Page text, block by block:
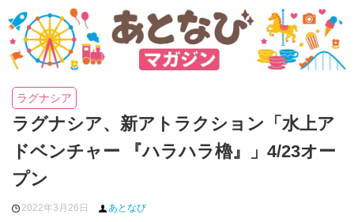
ラグナシア
ラグナシア、新アトラクション「水上ア
ドベンチャー 『ハラハラ櫓』」4/23オー
プン
2022年3月26日 あとなび